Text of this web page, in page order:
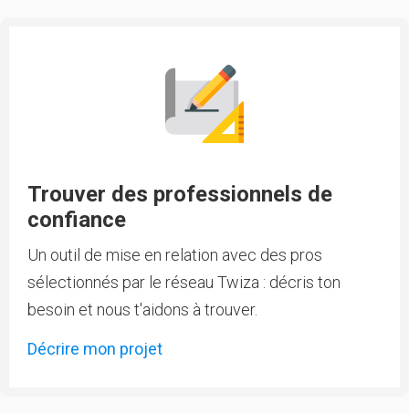
Trouver des professionnels de
confiance
Un outil de mise en relation avec des pros
sélectionnés par le réseau Twiza : décris ton
besoin et nous t'aidons à trouver.
Décrire mon projet